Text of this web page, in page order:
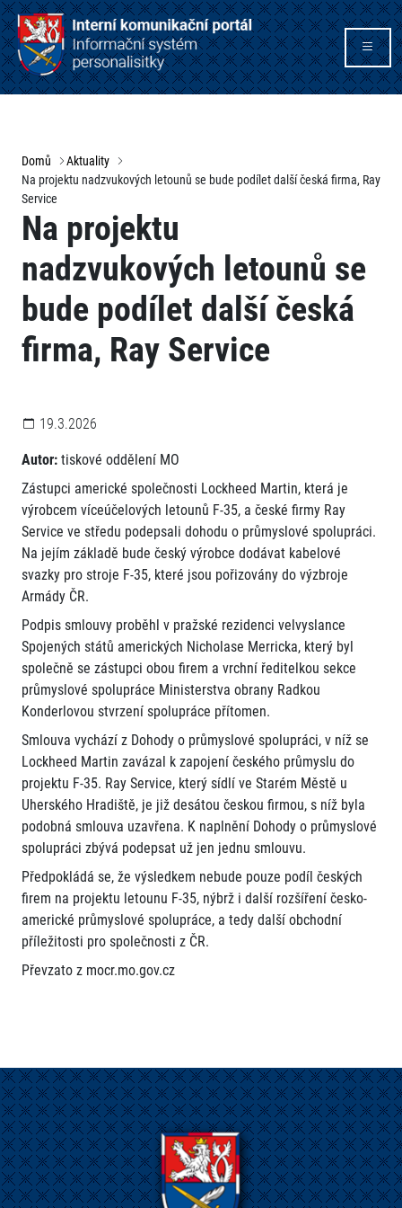
Domů
Aktuality
Na projektu nadzvukových letounů se bude podílet další česká firma, Ray
Service
Na projektu
nadzvukových letounů se
bude podílet další česká
firma, Ray Service
19.3.2026
Autor: tiskové oddělení MO
Zástupci americké společnosti Lockheed Martin, která je
výrobcem víceúčelových letounů F-35, a české firmy Ray
Service ve středu podepsali dohodu o průmyslové spolupráci.
Na jejím základě bude český výrobce dodávat kabelové
svazky pro stroje F-35, které jsou pořizovány do výzbroje
Armády ČR.
Podpis smlouvy proběhl v pražské rezidenci velvyslance
Spojených států amerických Nicholase Merricka, který byl
společně se zástupci obou firem a vrchní ředitelkou sekce
průmyslové spolupráce Ministerstva obrany Radkou
Konderlovou stvrzení spolupráce přítomen.
Smlouva vychází z Dohody o průmyslové spolupráci, v níž se
Lockheed Martin zavázal k zapojení českého průmyslu do
projektu F-35. Ray Service, který sídlí ve Starém Městě u
Uherského Hradiště, je již desátou českou firmou, s níž byla
podobná smlouva uzavřena. K naplnění Dohody o průmyslové
spolupráci zbývá podepsat už jen jednu smlouvu.
Předpokládá se, že výsledkem nebude pouze podíl českých
firem na projektu letounu F-35, nýbrž i další rozšíření česko-
americké průmyslové spolupráce, a tedy další obchodní
příležitosti pro společnosti z ČR.
Převzato z mocr.mo.gov.cz